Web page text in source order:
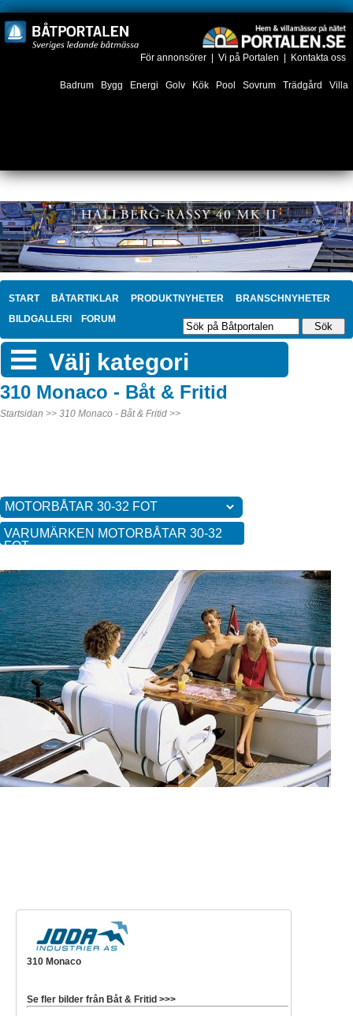
´
För annonsörer Vi på Portalen Kontakta oss
Badrum Bygg Energi Golv Kök Pool Sovrum Trädgård Villa
START BÅTARTIKLAR PRODUKTNYHETER
BRANSCHNYHETER
BILDGALLERI
FORUM
Välj kategori
310 Monaco - Båt & Fritid
Startsidan >> 310 Monaco - Båt & Fritid >>
VARUMÄRKEN MOTORBÅTAR 30-32
FOT
310 Monaco
Se fler bilder från Båt & Fritid >>>